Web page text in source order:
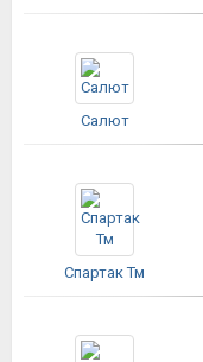
Салют
Спартак Тм